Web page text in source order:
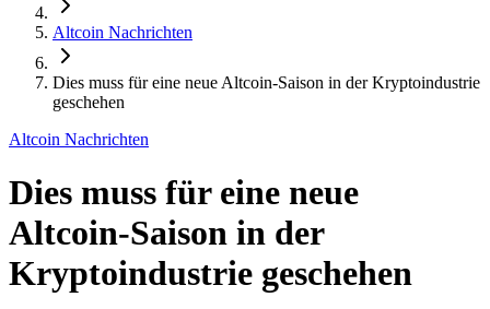
Altcoin Nachrichten
Dies muss für eine neue Altcoin-Saison in der Kryptoindustrie
geschehen
Altcoin Nachrichten
Dies muss für eine neue
Altcoin-Saison in der
Kryptoindustrie geschehen